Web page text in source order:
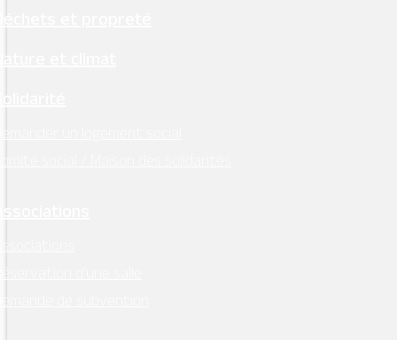
et propreté
et climat
un logement social
social / Maison des solidarités
d’une salle
de subvention